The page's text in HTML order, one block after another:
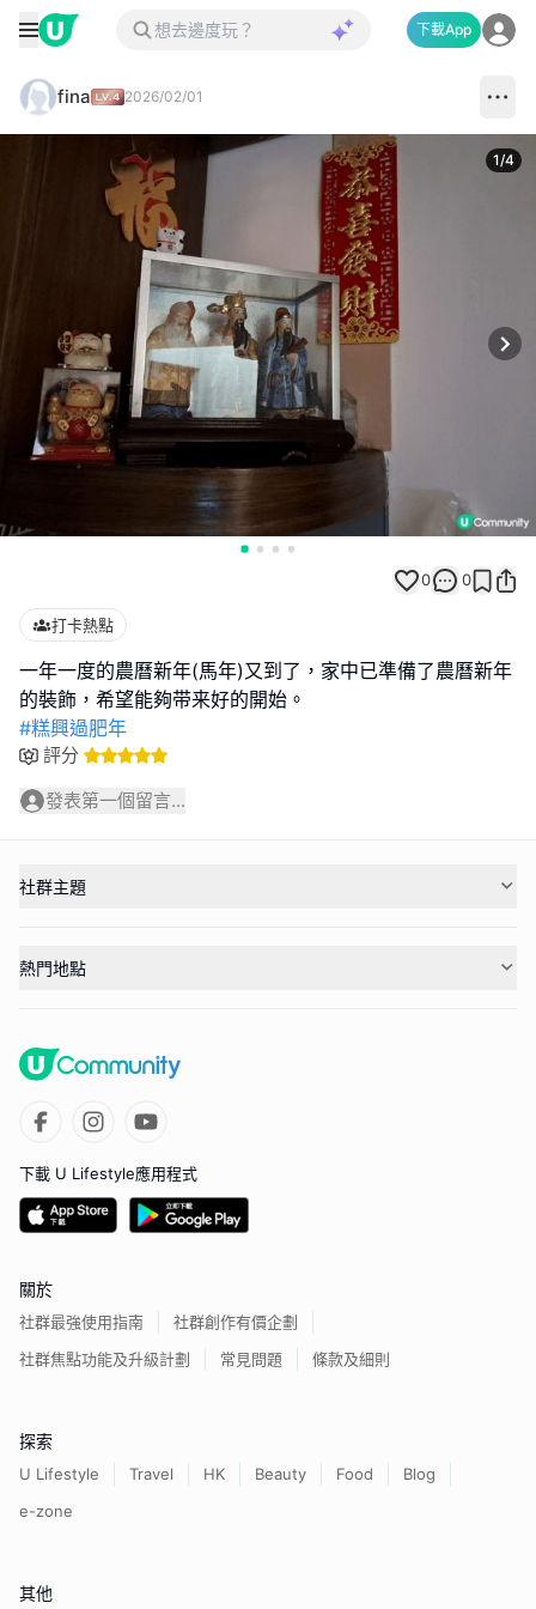
下載App
fina 2026/02/01
1/4
0 0
打卡熱點
一年一度的農曆新年(馬年)又到了，家中已準備了農曆新年
#糕興過肥年
評分
發表第一個留言...
社群主題
熱門地點
下載 U Lifestyle應用程式
關於
社群最強使用指南
社群創作有價企劃
社群焦點功能及升級計劃
常見問題 條款及細則
探索
U Lifestyle Travel HK Beauty Food
Blog
e-zone
其他